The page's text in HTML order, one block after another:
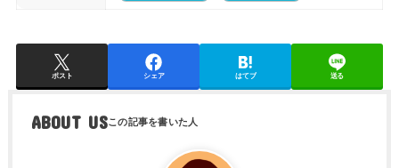
ポスト シェア はてブ 送る
ABOUT US